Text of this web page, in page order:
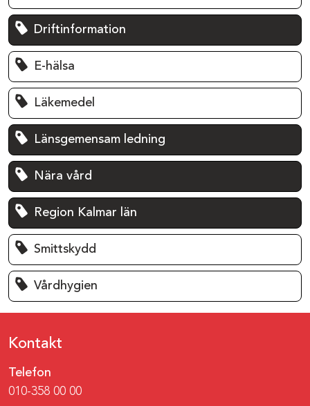
Driftinformation
E-hälsa
Läkemedel
Länsgemensam ledning
Nära vård
Region Kalmar län
Smittskydd
Vårdhygien
Kontakt
Telefon
010-358 00 00